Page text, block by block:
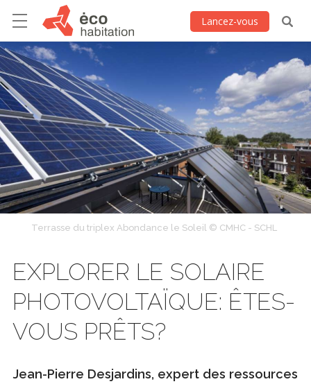
Lancez-vous
Terrasse du triplex Abondance le Soleil © CMHC - SCHL
EXPLORER LE SOLAIRE
PHOTOVOLTAÏQUE: ÊTES-
VOUS PRÊTS?
Jean-Pierre Desjardins, expert des ressources